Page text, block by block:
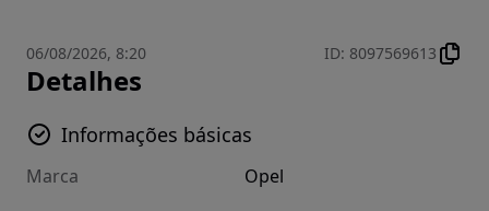
06/08/2026, 8:20 ID: 8097569613
Detalhes
Informações básicas
Marca Opel